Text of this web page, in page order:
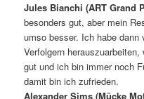
Jules Bianchi (ART Grand
besonders gut, aber mein
umso besser. Ich habe
Verfolgern
gut und ich bin immer noch
damit bin ich zufrieden.
Alexander Sims (Mücke